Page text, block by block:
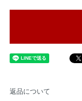
返品について